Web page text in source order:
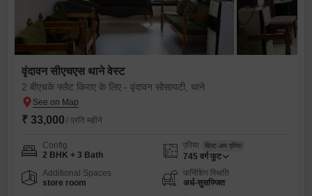
वृंदावन सीएचएस थाने वेस्ट
2 बीएचके फ्लैट किराए के लिए - वृंदावन सोसायटी, थाने
₹ 33,000 / प्रति महीने
Config
2 BHK + 3 Bath
एरिया बिल्ट-अप एरिया
745 वर्ग फुट
Additional Spaces
store room
फर्निशिंग स्थिति
अर्ध-सुसज्जित